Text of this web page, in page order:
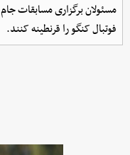
فوتبال کنگو را قرنطینه کنند.